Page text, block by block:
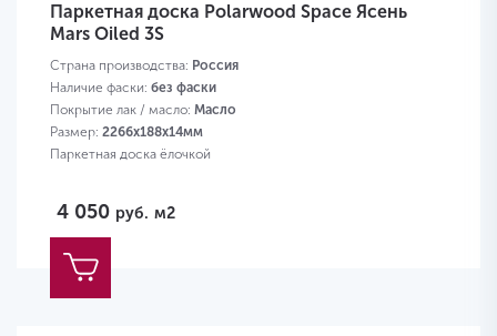
Паркетная доска Polarwood Space Ясень
Mars Oiled 3S
Страна производства: Россия
Наличие фаски: без фаски
Покрытие лак / масло: Масло
Размер: 2266х188х14мм
Паркетная доска ёлочкой
4 050 руб. м2